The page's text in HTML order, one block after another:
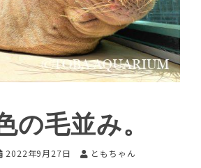
の毛並み。
2022年9月27日 ともちゃん